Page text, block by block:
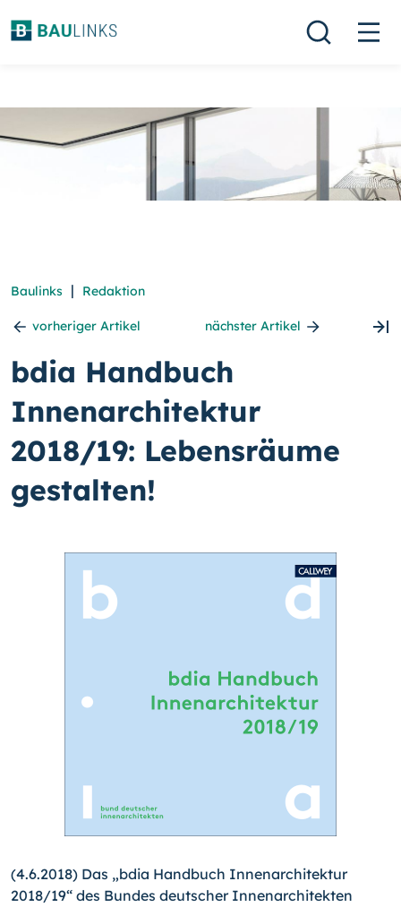
Baulinks | Redaktion
vorheriger Artikel nächster Artikel
bdia Handbuch
Innenarchitektur
2018/19: Lebensräume
gestalten!
(4.6.2018) Das „bdia Handbuch Innenarchitektur
2018/19“ des Bundes deutscher Innenarchitekten